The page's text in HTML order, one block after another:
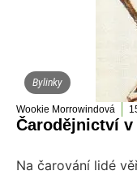
Bylinky
Wookie Morrowindová
Čarodějnictví
Na čarování lidé